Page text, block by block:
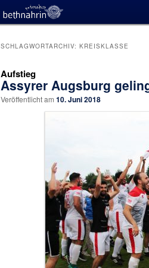
SCHLAGWORTARCHIV: KREISKLASSE
Aufstieg
Assyrer Augsburg
Veröffentlicht am 10. Juni 2018